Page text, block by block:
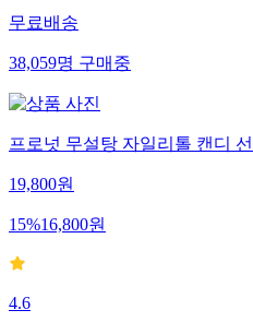
무료배송
38,059명구매중
프로넛 무설탕 자일리톨 캔디
19,800원
15%16,800원
4.6